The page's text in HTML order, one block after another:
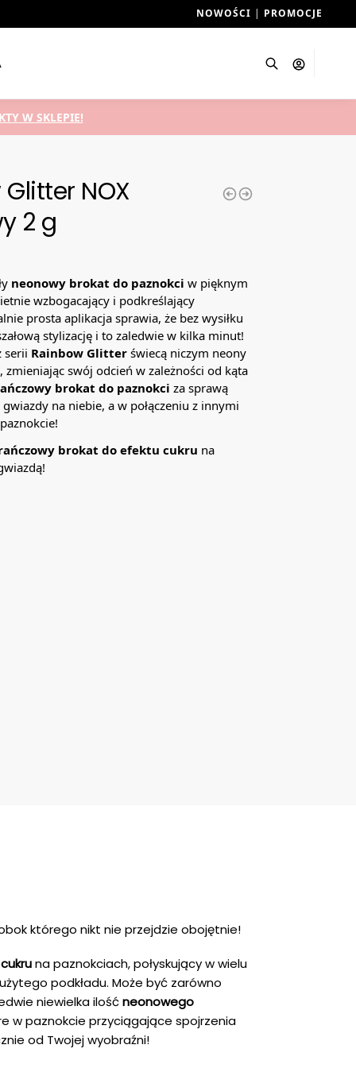
NOWOŚCI | PROMOCJE
W SKLEPIE!
NOX
2 g
neonowy brokat do paznokci w pięknym
wzbogacający i podkreślający
prosta aplikacja sprawia, że bez wysiłku
stylizację i to zaledwie w kilka minut!
serii Rainbow Glitterświecą niczym neony
swój odcień w zależności od kąta
brokat do paznokci za sprawą
na niebie, a w połączeniu z innymi
brokat do efektu cukru na
którego nikt nie przejdzie obojętnie!
na paznokciach, połyskujący w wielu
podkładu. Może być zarówno
niewielka ilośćneonowego
w paznokcie przyciągające spojrzenia
od Twojej wyobraźni!